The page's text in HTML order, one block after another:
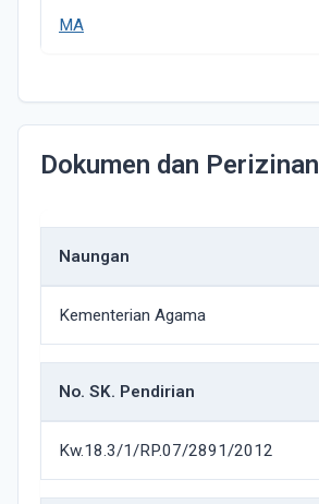
MA
Dokumen dan Perizinan
Naungan
Kementerian Agama
No. SK. Pendirian
Kw.18.3/1/RP.07/2891/2012